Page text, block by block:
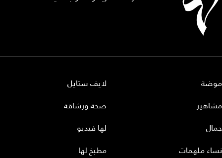
موضة
مشاهير
جمال
نساء ملهمات
لايف ستايل
صحة ورشاقة
لها فيديو
مطبخ لها